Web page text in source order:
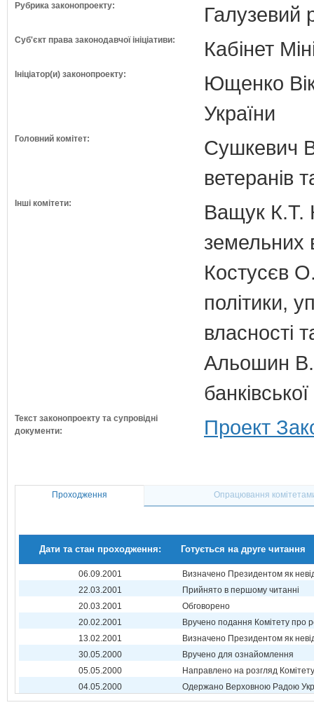
Рубрика законопроекту: Галузевий
Суб'єкт права законодавчої ініціативи: Кабінет
Ініціатор(и) законопроекту:
Ющенко
України
Головний комітет:
Сушкевич
ветеранів
Інші комітети:
Ващук К.Т.
земельних
Костусєв
політики,
власності
Альошин
Текст законопроекту та супровідні
документи:
Проект
Проходження Опрацювання
Дати та стан проходження: Готується на друге читання
06.09.2001
Визначено Президентом як
22.03.2001
Прийнято в першому читанні
20.03.2001
Обговорено
20.02.2001
Вручено подання Комітету про
13.02.2001
Визначено Президентом як
30.05.2000
Вручено для ознайомлення
05.05.2000
Направлено на розгляд Комітету
04.05.2000
Одержано Верховною Радою